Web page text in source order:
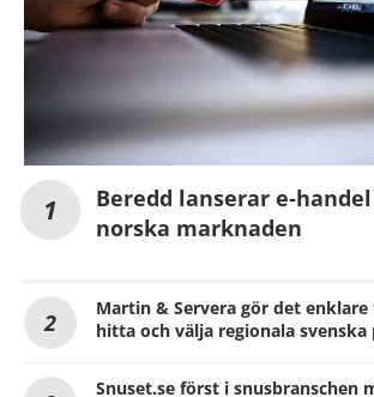
Beredd lanserar e-
norska marknaden
Martin & Servera gör det
hitta och välja regionala
Snuset.se först i snusbranschen